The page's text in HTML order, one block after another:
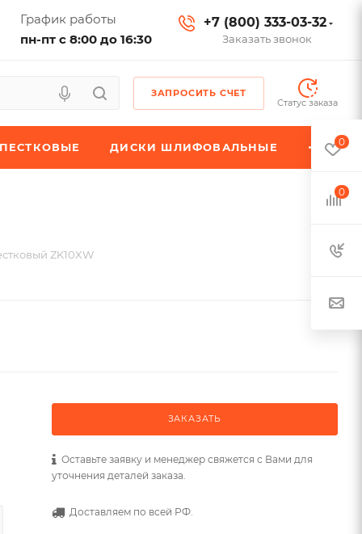
График работы
пн-пт с 8:00 до 16:30
+7 (800) 333-03-32
Заказать звонок
ЗАПРОСИТЬ СЧЕТ
Статус заказа
ДИСКИ ШЛИФОВАЛЬНЫЕ
ZK10XW
ЗАКАЗАТЬ
Оставьте заявку и менеджер свяжется с Вами для
уточнения деталей заказа.
Доставляем по всей РФ.
0
0